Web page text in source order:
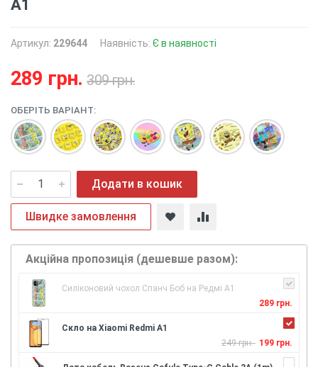
А1
Артикул: 229644 Наявність: Є в наявності
289 грн.309 грн.
ОБЕРІТЬ ВАРІАНТ:
Додати в кошик
Швидке замовлення
Акційна пропозиція (дешевше разом):
Силіконовий чохол Спанч Боб на Редмі А1
289 грн.
Скло на Xiaomi Redmi A1
249 грн. 199 грн.